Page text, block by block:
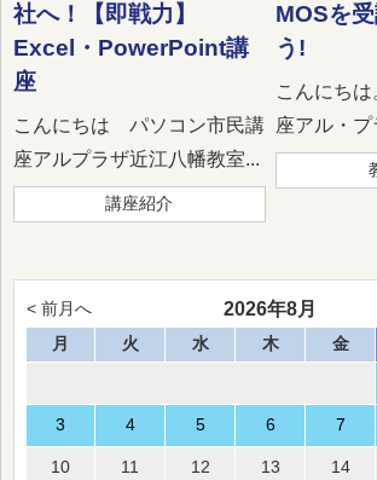
社へ！【即戦力】
Excel・PowerPoint講
座
こんにちは パソコン市民講
座アルプラザ近江八幡教室...
講座紹介
MOSを
う!
こんにち
座アル・
< 前月へ 2026年8月
月 火 水 木 金
3 4 5 6 7
10 11 12 13 14